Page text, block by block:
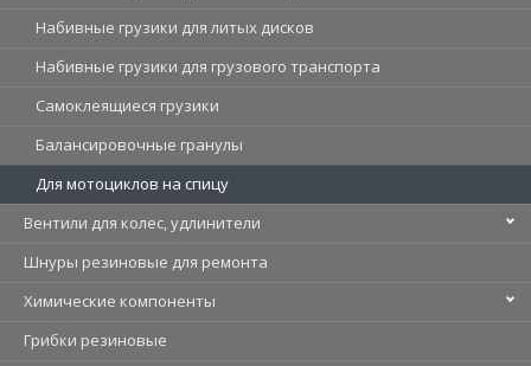
Набивные грузики для литых дисков
Набивные грузики для грузового транспорта
Самоклеящиеся грузики
Балансировочные гранулы
Для мотоциклов на спицу
Вентили для колес, удлинители
Шнуры резиновые для ремонта
Химические компоненты
Грибки резиновые